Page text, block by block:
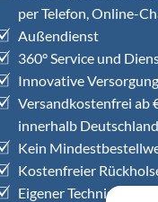
per Telefon, Online-
Außendienst
360° Service und
Innovative
Versandkostenfrei ab
innerhalb
Kein
Kostenfreier
Eigener Technischer